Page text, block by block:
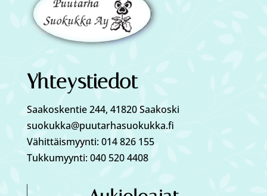
Yhteystiedot
Saakoskentie 244, 41820 Saakoski
suokukka@puutarhasuokukka.fi
Vähittäismyynti: 014 826 155
Tukkumyynti: 040 520 4408